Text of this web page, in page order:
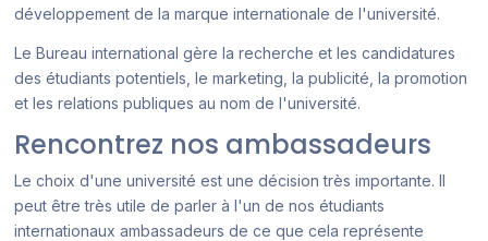
développement de la marque internationale de l'université.
Le Bureau international gère la recherche et les candidatures
des étudiants potentiels, le marketing, la publicité, la promotion
et les relations publiques au nom de l'université.
Rencontrez nos ambassadeurs
Le choix d'une université est une décision très importante. Il
peut être très utile de parler à l'un de nos étudiants
internationaux ambassadeurs de ce que cela représente